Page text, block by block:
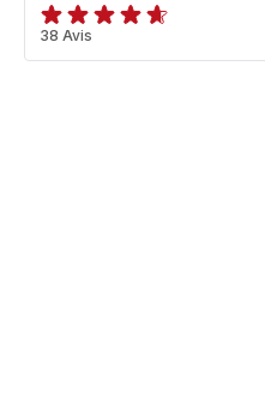
ratings.4.6
38 Avis